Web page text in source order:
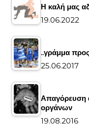
Η καλή μας
19.06.2022
..γράμμα
25.06.2017
Απαγόρευση
οργάνων
19.08.2016